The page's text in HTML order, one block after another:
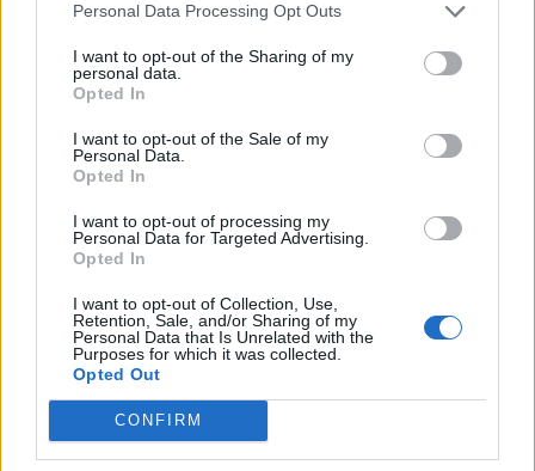
Personal Data Processing Opt Outs
I want to opt-out of the Sharing of my
personal data.
Opted In
I want to opt-out of the Sale of my
Personal Data.
Opted In
I want to opt-out of processing my
Personal Data for Targeted Advertising.
Opted In
I want to opt-out of Collection, Use,
Retention, Sale, and/or Sharing of my
Personal Data that Is Unrelated with the
Purposes for which it was collected.
Opted Out
CONFIRM
todellinen jalkapallokommentaattorin
analyysi
Suomi-Hollanti näkyy ilmaiseksi TV:stä –
näin katsot ottelun
Jalkapallon U21 EM-kisat 2025 – tässä